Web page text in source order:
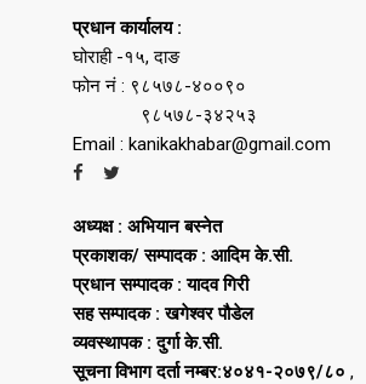
प्रधान कार्यालय :
घोराही -१५, दाङ
फोन नं : ९८५७८-४००९०
९८५७८-३४२५३
Email : kanikakhabar@gmail.com
अध्यक्ष : अभियान बस्नेत
प्रकाशक/ सम्पादक : आदिम के.सी.
प्रधान सम्पादक : यादव गिरी
सह सम्पादक : खगेश्वर पौडेल
व्यवस्थापक : दुर्गा के.सी.
सूचना विभाग दर्ता नम्बर:४०४१-२०७९/८० ,